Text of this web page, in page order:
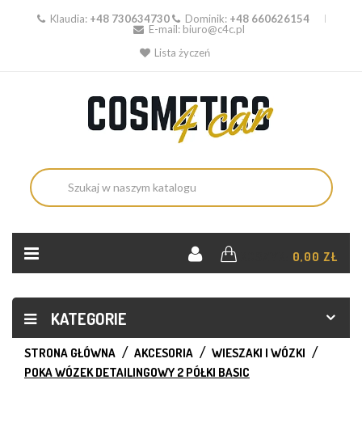
Klaudia: +48 730634730 Dominik: +48 660626154
E-mail: biuro@c4c.pl
Lista życzeń
0,00 ZŁ
KATEGORIE
STRONA GŁÓWNA AKCESORIA
WIESZAKI I WÓZKI
POKA WÓZEK DETAILINGOWY 2 PÓŁKI BASIC